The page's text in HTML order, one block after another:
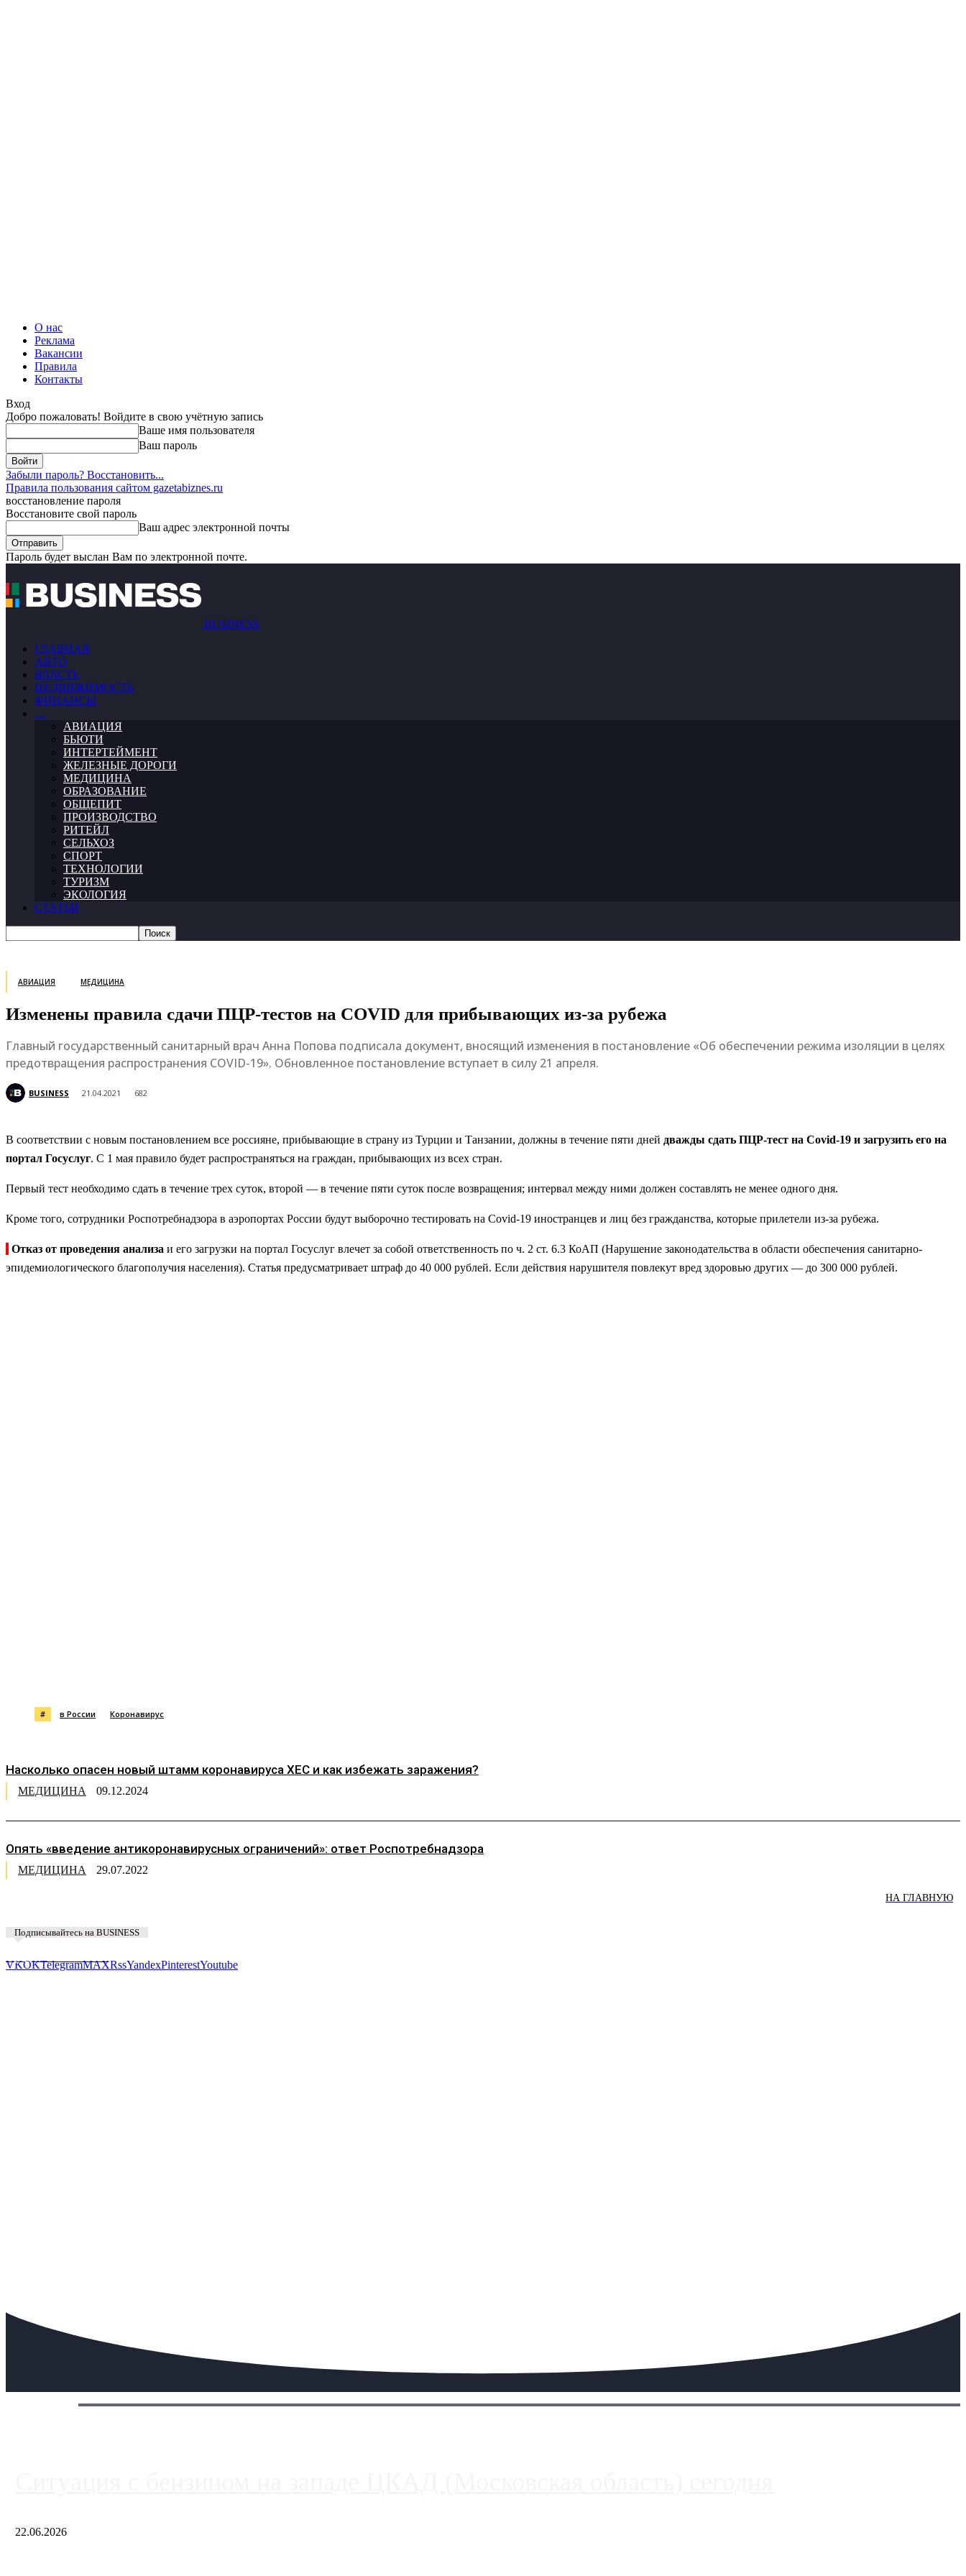
О нас
Реклама
Вакансии
Правила
Контакты
Вход
Добро пожаловать! Войдите в свою учётную запись
Ваше имя пользователя
Ваш пароль
Забыли пароль? Восстановить...
Правила пользования сайтом gazetabiznes.ru
восстановление пароля
Восстановите свой пароль
Ваш адрес электронной почты
Пароль будет выслан Вам по электронной почте.
BUSINESS
ГЛАВНАЯ
АВТО
ВЛАСТЬ
НЕДВИЖИМОСТЬ
ФИНАНСЫ
…
АВИАЦИЯ
БЬЮТИ
ИНТЕРТЕЙМЕНТ
ЖЕЛЕЗНЫЕ ДОРОГИ
МЕДИЦИНА
ОБРАЗОВАНИЕ
ОБЩЕПИТ
ПРОИЗВОДСТВО
РИТЕЙЛ
СЕЛЬХОЗ
СПОРТ
ТЕХНОЛОГИИ
ТУРИЗМ
ЭКОЛОГИЯ
СТАТЬИ
АВИАЦИЯ МЕДИЦИНА
Изменены правила сдачи ПЦР-тестов на COVID для прибывающих из-за рубежа
Главный государственный санитарный врач Анна Попова подписала документ, вносящий изменения в постановление «Об обеспечении режима изоляции в целях
предотвращения распространения COVID-19». Обновленное постановление вступает в силу 21 апреля.
BUSINESS 21.04.2021 682
В соответствии с новым постановлением все россияне, прибывающие в страну из Турции и Танзании, должны в течение пяти дней дважды сдать ПЦР-тест на Covid-19 и загрузить его на
портал Госуслуг. С 1 мая правило будет распространяться на граждан, прибывающих из всех стран.
Первый тест необходимо сдать в течение трех суток, второй — в течение пяти суток после возвращения; интервал между ними должен составлять не менее одного дня.
Кроме того, сотрудники Роспотребнадзора в аэропортах России будут выборочно тестировать на Covid-19 иностранцев и лиц без гражданства, которые прилетели из-за рубежа.
Отказ от проведения анализа и его загрузки на портал Госуслуг влечет за собой ответственность по ч. 2 ст. 6.3 КоАП (Нарушение законодательства в области обеспечения санитарно-
эпидемиологического благополучия населения). Статья предусматривает штраф до 40 000 рублей. Если действия нарушителя повлекут вред здоровью других — до 300 000 рублей.
# в России Коронавирус
Насколько опасен новый штамм коронавируса XEC и как избежать заражения?
МЕДИЦИНА 09.12.2024
Опять «введение антикоронавирусных ограничений»: ответ Роспотребнадзора
МЕДИЦИНА 29.07.2022
НА ГЛАВНУЮ
Подписывайтесь на BUSINESS
VKOKTelegramMAXRssYandexPinterestYoutube
22.06.2026